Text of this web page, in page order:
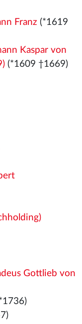
Franz (*1619
Kaspar von
(*1609 †1669)
Gottlieb von